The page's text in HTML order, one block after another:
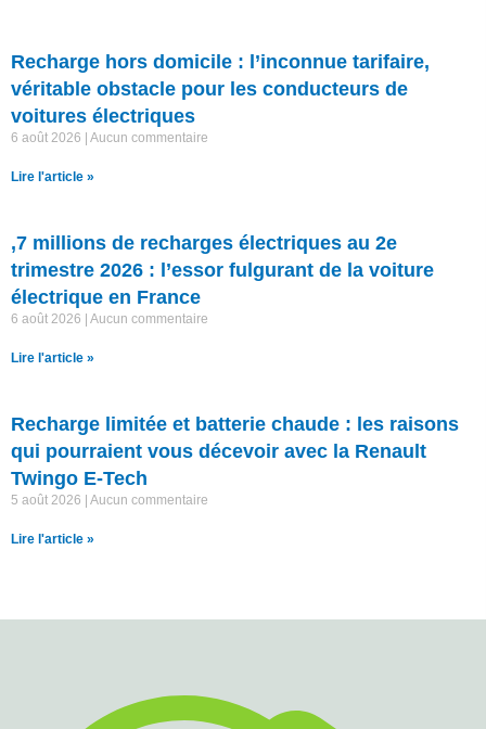
Recharge hors domicile : l’inconnue tarifaire,
véritable obstacle pour les conducteurs de
voitures électriques
6 août 2026 Aucun commentaire
Lire l'article »
,7 millions de recharges électriques au 2e
trimestre 2026 : l’essor fulgurant de la voiture
électrique en France
6 août 2026 Aucun commentaire
Lire l'article »
Recharge limitée et batterie chaude : les raisons
qui pourraient vous décevoir avec la Renault
Twingo E-Tech
5 août 2026 Aucun commentaire
Lire l'article »